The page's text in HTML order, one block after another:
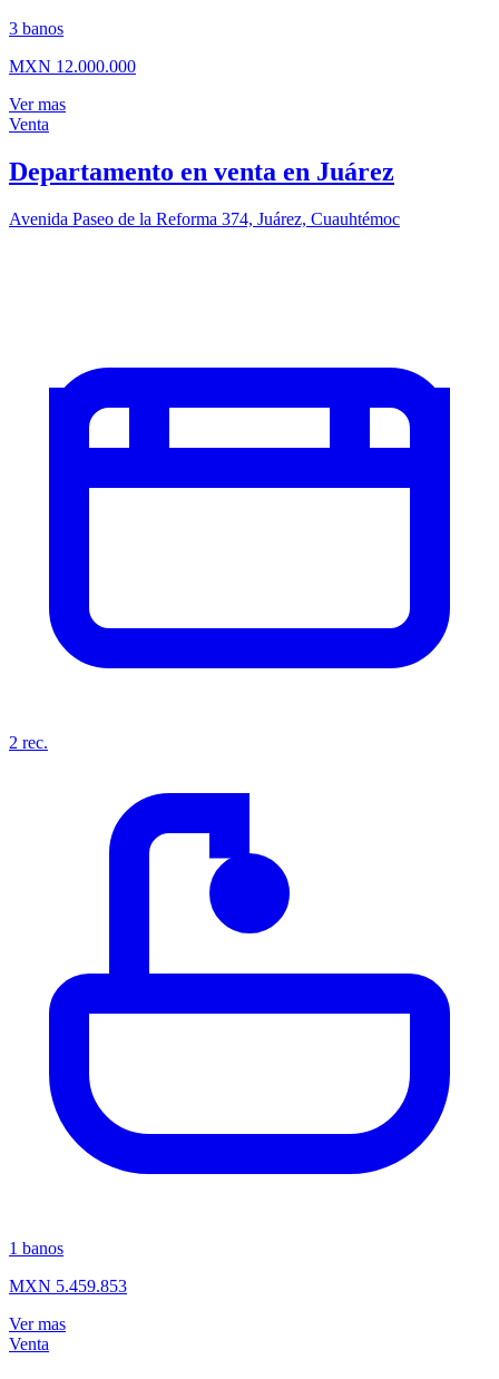
3 banos
MXN 12.000.000
Ver mas
Venta
Departamento en venta en Juárez
Avenida Paseo de la Reforma 374, Juárez, Cuauhtémoc
2 rec.
1 banos
MXN 5.459.853
Ver mas
Venta